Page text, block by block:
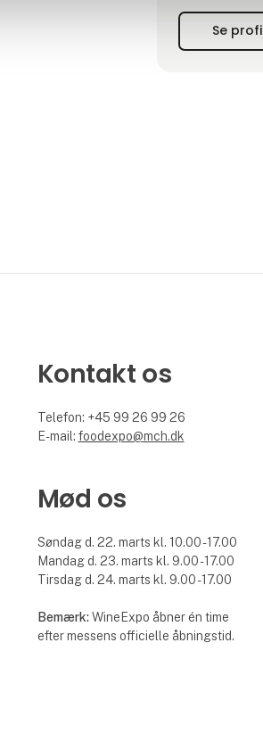
Med mere end
vi ogsåSe
Kontakt os
Telefon: +45 99 26 99 26
E-mail: foodexpo@mch.dk
Mød os
Søndag d. 22. marts kl. 10.00 - 17.00
Mandag d. 23. marts kl. 9.00 - 17.00
Tirsdag d. 24. marts kl. 9.00 - 17.00
Bemærk:WineExpo åbner én time
efter messens officielle åbningstid.